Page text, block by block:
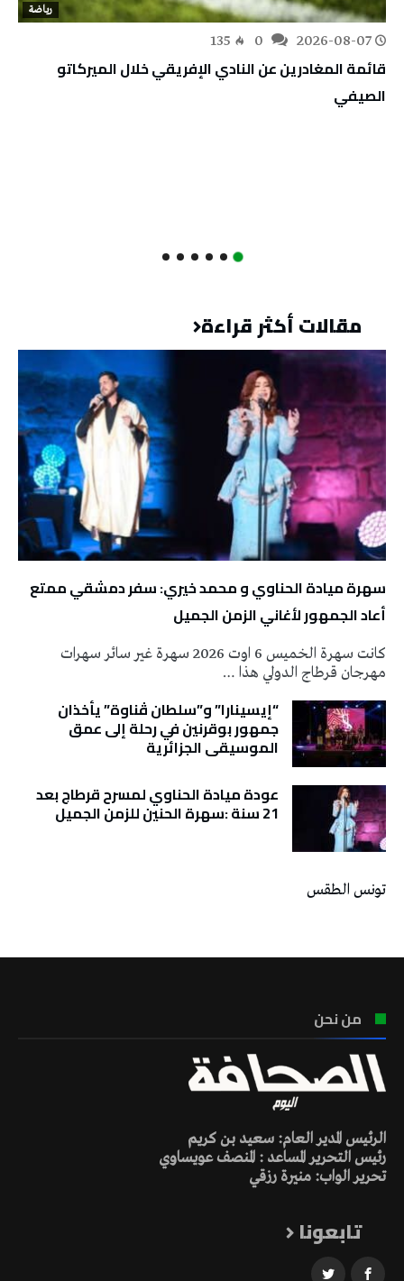
رياضة
2026-08-07
135
قائمة المغادرين عن النادي الإفريقي خلال الميركاتو
الصيفي
مقالات أكثر قراءة
سهرة ميادة الحناوي و محمد خيري: سفر دمشقي ممتع
أعاد الجمهور لأغاني الزمن الجميل
كانت سهرة الخميس 6 اوت 2026 سهرة غير سائر سهرات
مهرجان قرطاج الدولي هذا …
“إيسينارا” و”سلطان ڤناوة” يأخذان
جمهور بوقرنين في رحلة إلى عمق
الموسيقى الجزائرية
عودة ميادة الحناوي لمسرح قرطاج بعد
21 سنة :سهرة الحنين للزمن الجميل
تونس الطقس
من نحن
الرئيس المدير العام: سعيد بن كريم
رئيس التحرير المساعد : المنصف عويساوي
تحرير الواب: منيرة رزقي
تابعونا